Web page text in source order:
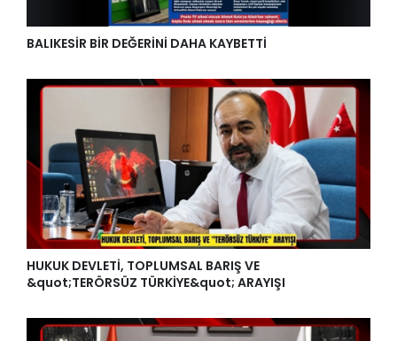
BALIKESİR BİR DEĞERİNİ DAHA KAYBETTİ
HUKUK DEVLETİ, TOPLUMSAL BARIŞ VE
&quot;TERÖRSÜZ TÜRKİYE&quot; ARAYIŞI